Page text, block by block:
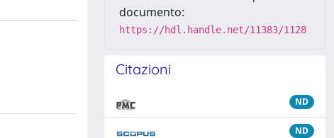
documento:
https://hdl.handle.net/11383/1128
Citazioni
ND
ND